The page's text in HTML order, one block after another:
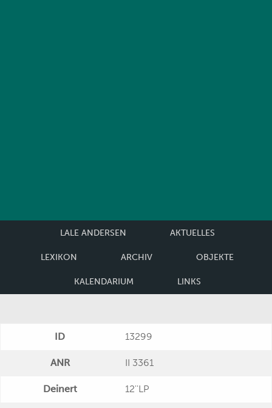
LALE ANDERSEN AKTUELLES
LEXIKON ARCHIV OBJEKTE
KALENDARIUM LINKS
ID 13299
ANR II 3361
Deinert 12''LP